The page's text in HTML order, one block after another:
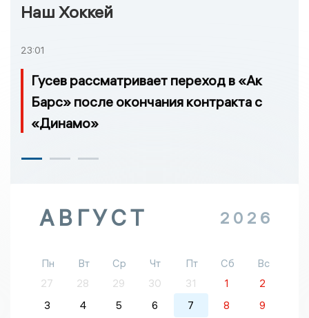
Наш Хоккей
23:01
Гусев рассматривает переход в «Ак
Барс» после окончания контракта с
«Динамо»
АВГУСТ 2026
Пн Вт Ср Чт Пт Сб
Вс
27
28 29 30 31 1
2
3
4 5 6 7 8
9